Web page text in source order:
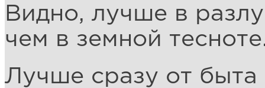
Видно, лучше в
чем в земной
Лучше сразу от быта